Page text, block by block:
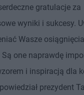
gratulacje za
wyniki i sukcesy.
Wasze
one naprawdę
i inspiracją dla
prezydent